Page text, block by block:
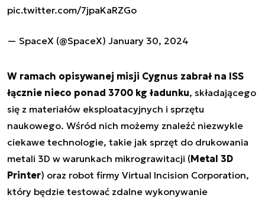
pic.twitter.com/7jpaKaRZGo
— SpaceX (@SpaceX) January 30, 2024
W ramach opisywanej misji Cygnus zabrał na ISS
łącznie nieco ponad 3700 kg ładunku, składającego
się z materiałów eksploatacyjnych i sprzętu
naukowego. Wśród nich możemy znaleźć niezwykle
ciekawe technologie, takie jak sprzęt do drukowania
metali 3D w warunkach mikrograwitacji (Metal 3D
Printer) oraz robot firmy Virtual Incision Corporation,
który będzie testować zdalne wykonywanie